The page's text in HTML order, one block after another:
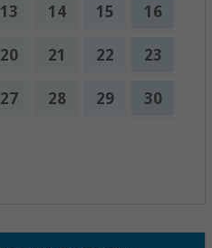
13 14 15 16
20 21 22 23
27 28 29 30